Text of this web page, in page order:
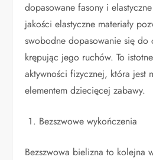
dopasowane fasony i
jakości elastyczne materiały
swobodne dopasowanie się do
krępując jego ruchów. To
aktywności fizycznej, która jest
elementem dziecięcej zabawy.
Bezszwowe wykończenia
Bezszwowa bielizna to kolejna